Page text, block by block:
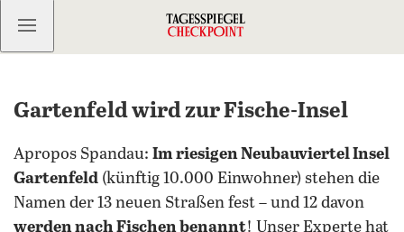
Kostenlos anmelden
Gartenfeld wird zur Fische-Insel
Apropos Spandau: Im riesigen Neubauviertel Insel
Gartenfeld (künftig 10.000 Einwohner) stehen die
Namen der 13 neuen Straßen fest – und 12 davon
werden nach Fischen benannt! Unser Experte hat